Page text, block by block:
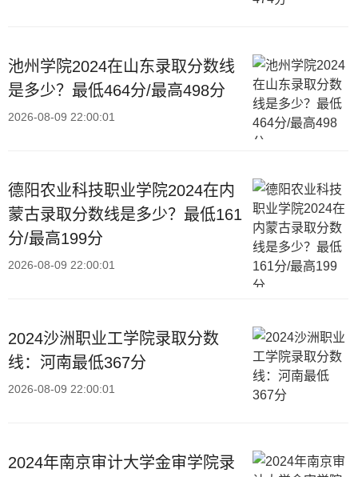
池州学院2024在山东录取分数线
是多少？最低464分/最高498分
2026-08-09 22:00:01
德阳农业科技职业学院2024在内
蒙古录取分数线是多少？最低161
分/最高199分
2026-08-09 22:00:01
2024沙洲职业工学院录取分数
线：河南最低367分
2026-08-09 22:00:01
2024年南京审计大学金审学院录